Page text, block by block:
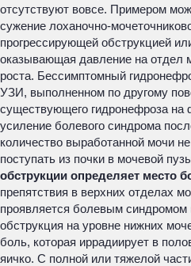
отсутствуют вовсе. Примером
сужение лоханочно-
прогрессирующей обструкцией
оказывающая давление на отдел
роста. Бессимптомный
УЗИ, выполненном по другому
существующего гидронефроза на
усиление болевого синдрома
количество выработанной мочи
поступать из почки в мочевой
обструкции определяет место
препятствия в верхних отделах
проявляется болевым синдромом
обструкция на уровне нижних
боль, которая иррадиирует в
яичко. С полной или тяжелой